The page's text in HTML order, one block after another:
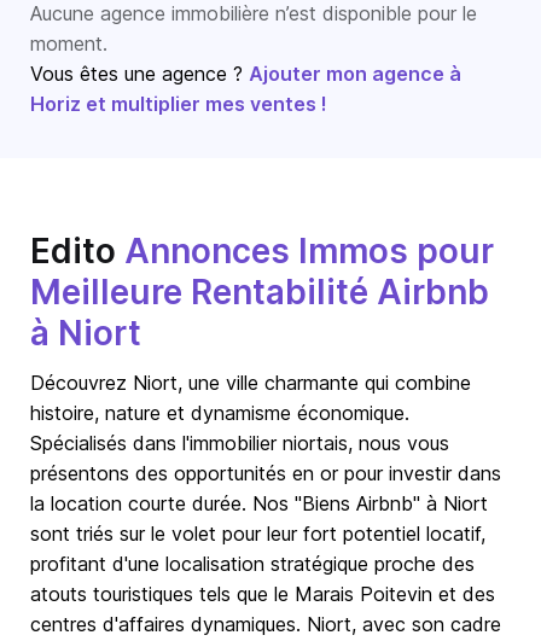
Aucune agence immobilière n’est disponible pour le
moment.
Vous êtes une agence ? Ajouter mon agence à
Horiz et multiplier mes ventes !
Edito Annonces Immos pour
Meilleure Rentabilité Airbnb
à Niort
Découvrez Niort, une ville charmante qui combine
histoire, nature et dynamisme économique.
Spécialisés dans l'immobilier niortais, nous vous
présentons des opportunités en or pour investir dans
la location courte durée. Nos "Biens Airbnb" à Niort
sont triés sur le volet pour leur fort potentiel locatif,
profitant d'une localisation stratégique proche des
atouts touristiques tels que le Marais Poitevin et des
centres d'affaires dynamiques. Niort, avec son cadre